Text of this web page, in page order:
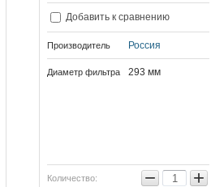
Добавить к сравнению
Производитель Россия
Диаметр фильтра 293 мм
Количество: − +